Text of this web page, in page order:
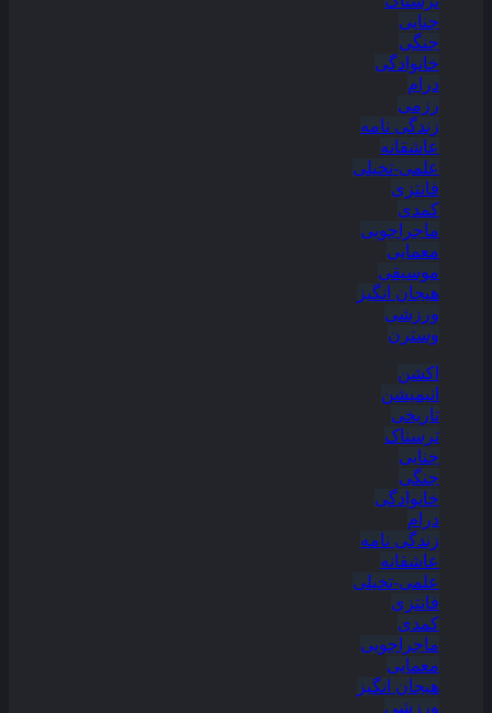
جنایی
جنگی
خانوادگی
درام
رزمی
زندگی نامه
عاشقانه
علمی-تخیلی
فانتزی
کمدی
ماجراجویی
معمایی
موسیقی
هیجان انگیز
ورزشی
وسترن
اکشن
انیمیشن
تاریخی
ترسناک
جنایی
جنگی
خانوادگی
درام
زندگی نامه
عاشقانه
علمی-تخیلی
فانتزی
کمدی
ماجراجویی
معمایی
هیجان انگیز
ورزشی